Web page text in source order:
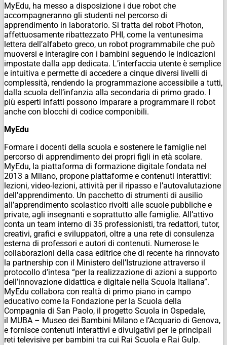
MyEdu, ha messo a disposizione i due robot che
accompagneranno gli studenti nel percorso di
apprendimento in laboratorio. Si tratta del robot Photon,
affettuosamente ribattezzato PHI, come la ventunesima
lettera dell’alfabeto greco, un robot programmabile che può
muoversi e interagire con i bambini seguendo le indicazioni
impostate dalla app dedicata. L’interfaccia utente è semplice
e intuitiva e permette di accedere a cinque diversi livelli di
complessità, rendendo la programmazione accessibile a tutti,
dalla scuola dell’infanzia alla secondaria di primo grado. I
più esperti infatti possono imparare a programmare il robot
anche con blocchi di codice componibili.
MyEdu
Formare i docenti della scuola e sostenere le famiglie nel
percorso di apprendimento dei propri figli in età scolare.
MyEdu, la piattaforma di formazione digitale fondata nel
2013 a Milano, propone piattaforme e contenuti interattivi:
lezioni, video-lezioni, attività per il ripasso e l’autovalutazione
dell’apprendimento. Un pacchetto di strumenti di ausilio
all’apprendimento scolastico rivolti alle scuole pubbliche e
private, agli insegnanti e soprattutto alle famiglie. All’attivo
conta un team interno di 35 professionisti, tra redattori, tutor,
creativi, grafici e sviluppatori, oltre a una rete di consulenza
esterna di professori e autori di contenuti. Numerose le
collaborazioni della casa editrice che di recente ha rinnovato
la partnership con il Ministero dell’Istruzione attraverso il
protocollo d’intesa “per la realizzazione di azioni a supporto
dell’innovazione didattica e digitale nella Scuola Italiana”.
MyEdu collabora con realtà di primo piano in campo
educativo come la Fondazione per la Scuola della
Compagnia di San Paolo, il progetto Scuola in Ospedale,
il MUBA – Museo dei Bambini Milano e l’Acquario di Genova,
e fornisce contenuti interattivi e divulgativi per le principali
reti televisive per bambini tra cui Rai Scuola e Rai Gulp.